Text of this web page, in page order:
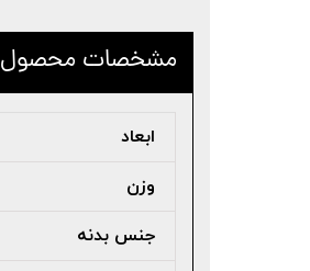
مشخصات محصول
ابعاد
وزن
جنس بدنه